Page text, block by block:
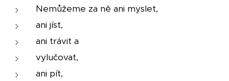
Nemůžeme za ně ani myslet,
ani jíst,
ani trávit a
vylučovat,
ani pít,